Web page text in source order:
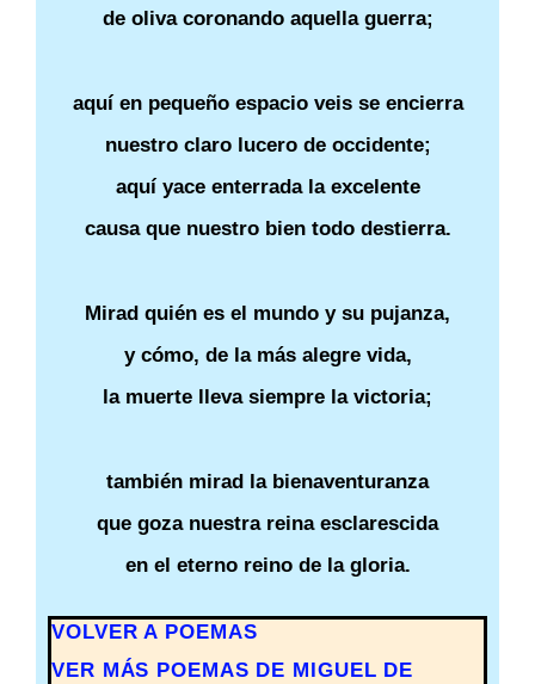
de oliva coronando aquella guerra;
aquí en pequeño espacio veis se encierra
nuestro claro lucero de occidente;
aquí yace enterrada la excelente
causa que nuestro bien todo destierra.
Mirad quién es el mundo y su pujanza,
y cómo, de la más alegre vida,
la muerte lleva siempre la victoria;
también mirad la bienaventuranza
que goza nuestra reina esclarescida
en el eterno reino de la gloria.
VOLVER A POEMAS
VER MÁS POEMAS DE MIGUEL DE